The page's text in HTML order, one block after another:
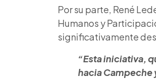
Por su parte, René
Humanos y
significativamente
“Esta iniciativa,
hacia Campeche